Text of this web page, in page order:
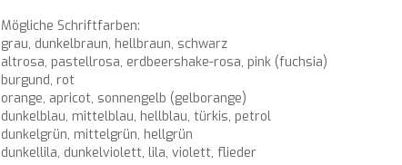
Mögliche Schriftfarben:
grau, dunkelbraun, hellbraun, schwarz
altrosa, pastellrosa, erdbeershake-rosa, pink (fuchsia)
burgund, rot
orange, apricot, sonnengelb (gelborange)
dunkelblau, mittelblau, hellblau, türkis, petrol
dunkelgrün, mittelgrün, hellgrün
dunkellila, dunkelviolett, lila, violett, flieder